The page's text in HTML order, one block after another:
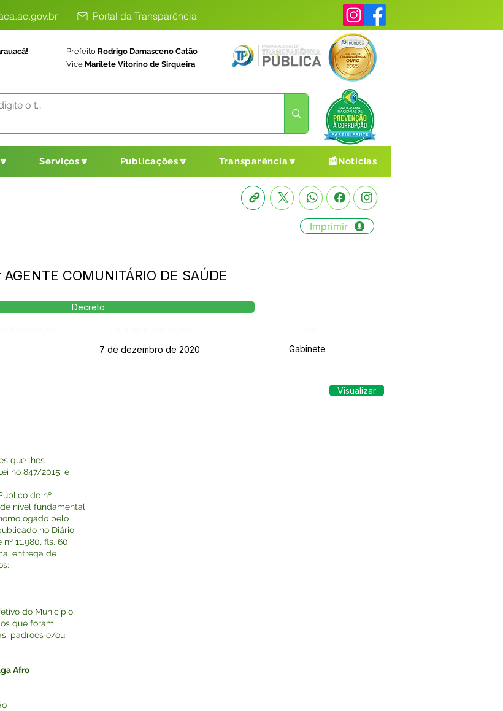
Portal da Transparência
Prefeito Rodrigo Damasceno Catão
Vice Marilete Vitorino de Sirqueira
Serviços🔽 Publicações🔽 Transparência🔽 📰Notícias
Imprimir
COMUNITÁRIO DE SAÚDE
Decreto
7 de dezembro de 2020 Gabinete
que lhes
no 847/2015, e
de nº
nível fundamental,
pelo
no Diário
11.980, fls. 60;
entrega de
do Município,
que foram
padrões e/ou
Afro
Visualizar